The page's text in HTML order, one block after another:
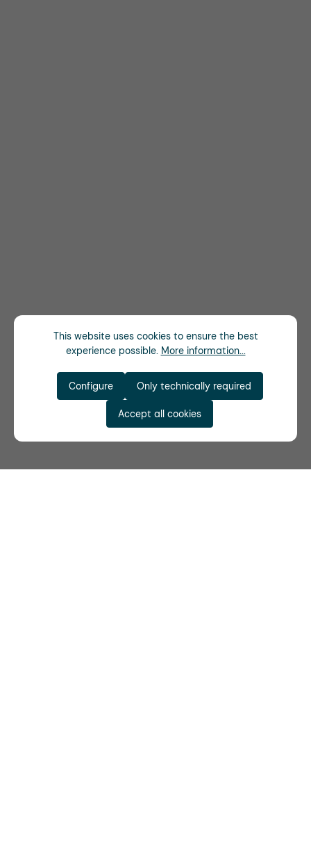
This website uses cookies to ensure the best
experience possible. More information...
Only technically required
Configure
Accept all cookies